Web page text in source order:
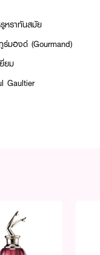
หราทันสมัย
ร์มองด์ (Gourmand)
ยม
Gaultier